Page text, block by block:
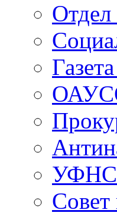
УФНС
Совет